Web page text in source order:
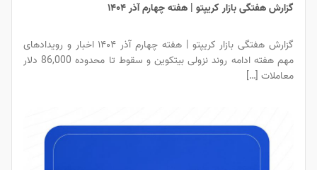
گزارش هفتگی بازار کریپتو | هفته چهارم آذر ۱۴۰۴
گزارش هفتگی بازار کریپتو | هفته چهارم آذر ۱۴۰۴ اخبار و رویدادهای
مهم هفته ادامه روند نزولی بیتکوین و سقوط تا محدوده 86,000 دلار
معاملات […]